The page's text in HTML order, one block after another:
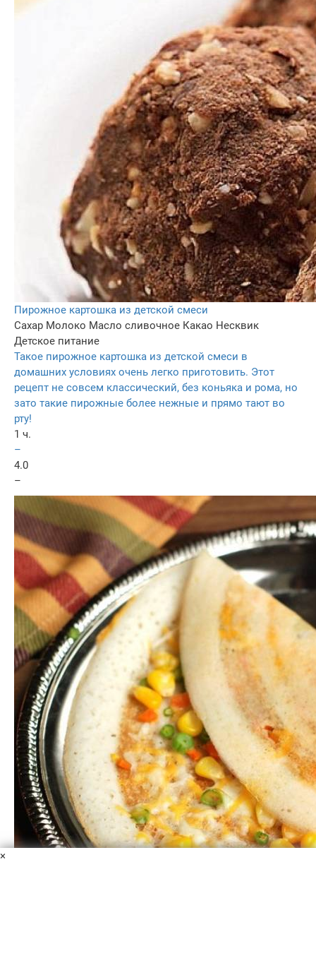
Пирожное картошка из детской смеси
Сахар Молоко Масло сливочное Какао Несквик
Детское питание
Такое пирожное картошка из детской смеси в
домашних условиях очень легко приготовить. Этот
рецепт не совсем классический, без коньяка и рома, но
зато такие пирожные более нежные и прямо тают во
рту!
1 ч.
–
4.0
–
×